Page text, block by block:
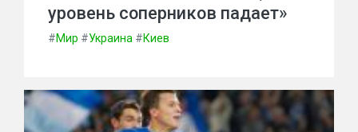
уровень соперников падает»
#Мир #Украина #Киев